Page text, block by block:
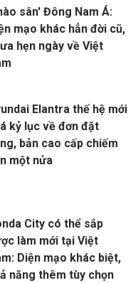
sân' Đông Nam Á:
mạo khác hẳn đời cũ,
hẹn ngày về Việt
Elantra thế hệ mới
kỷ lục về đơn đặt
bản cao cấp chiếm
một nửa
City có thể sắp
làm mới tại Việt
Diện mạo khác biệt,
năng thêm tùy chọn